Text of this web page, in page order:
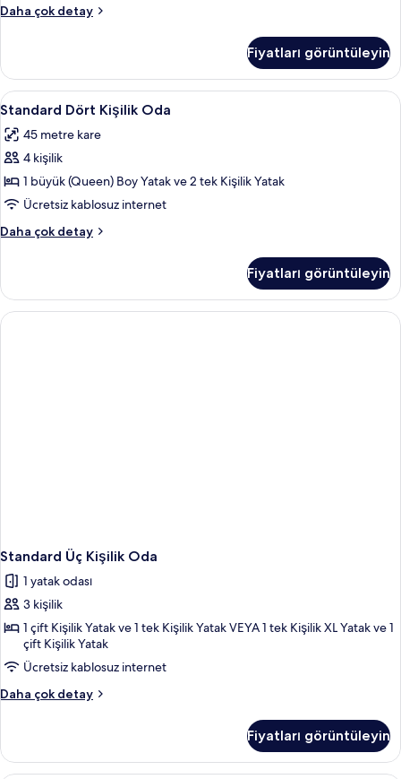
Daha çok detay
Süit
detay
Fiyatları görüntüleyin
Standard
Dört
Kişilik
Oda
için
tüm
fotoğrafları
görün
Minibar, odada kasa, masa, ütü/ütü
7
Standard Dört Kişilik Oda
45 metre kare
4 kişilik
1 büyük (Queen) Boy Yatak ve 2 tek Kişilik Yatak
Ücretsiz kablosuz internet
Daha çok detay
Standard
hakkında
daha
fazla
Fiyatları görüntüleyin
Standard Üç Kişilik Oda
1 yatak odası
3 kişilik
1 çift Kişilik Yatak ve 1 tek Kişilik Yatak VEYA 1 tek Kişilik XL Yatak ve 1
çift Kişilik Yatak
Ücretsiz kablosuz internet
Daha çok detay
Standard
hakkında
daha
Fiyatları görüntüleyin